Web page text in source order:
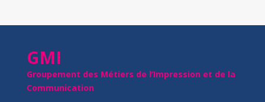
GMI
Groupement des Métiers de l’Impression et de la
Communication